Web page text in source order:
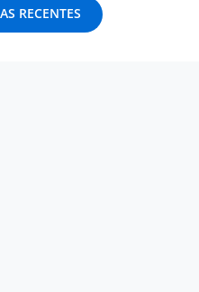
RECENTES